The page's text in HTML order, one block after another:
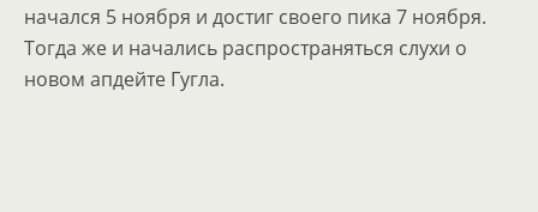
начался 5 ноября и достиг своего пика 7 ноября.
Тогда же и начались распространяться слухи о
новом апдейте Гугла.